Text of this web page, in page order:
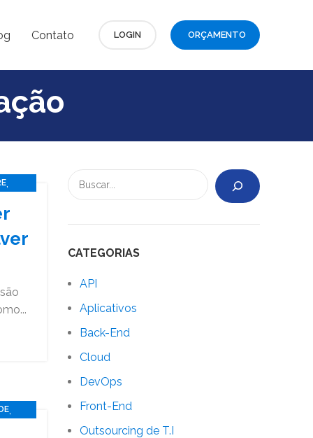
Contato LOGIN ORÇAMENTO
,
,
CATEGORIAS
API
Aplicativos
Back-End
Cloud
DevOps
Front-End
Outsourcing de T.I